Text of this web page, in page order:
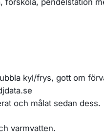
kyl/frys, gott om
och målat sedan dess.
varmvatten.